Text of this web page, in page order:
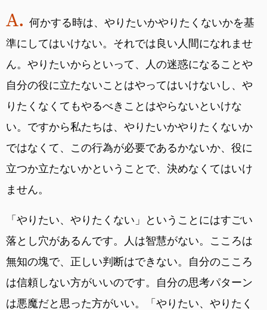
何かする時は、やりたいかやりたくないかを基
準にしてはいけない。それでは良い人間になれませ
ん。やりたいからといって、人の迷惑になることや
自分の役に立たないことはやってはいけないし、や
りたくなくてもやるべきことはやらないといけな
い。ですから私たちは、やりたいかやりたくないか
ではなくて、この行為が必要であるかないか、役に
立つか立たないかということで、決めなくてはいけ
ません。
「やりたい、やりたくない」ということにはすごい
落とし穴があるんです。人は智慧がない。こころは
無知の塊で、正しい判断はできない。自分のこころ
は信頼しない方がいいのです。自分の思考パターン
は悪魔だと思った方がいい。「やりたい、やりたく